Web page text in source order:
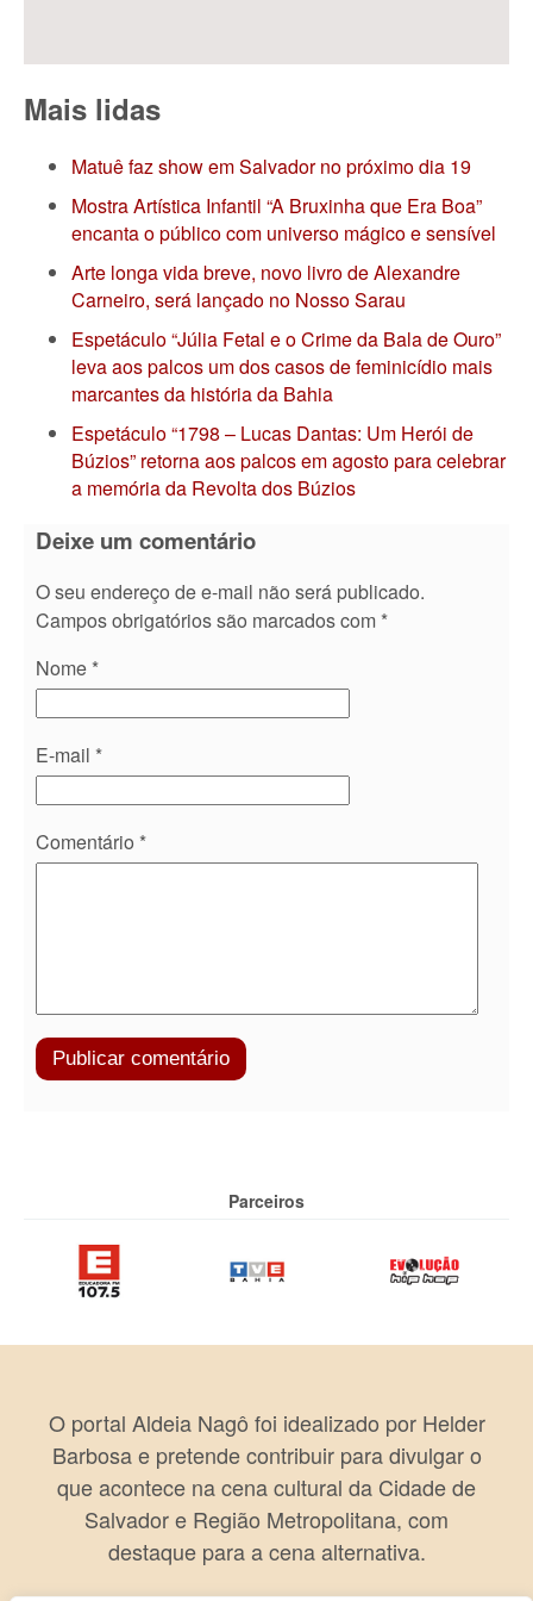
Mais lidas
Matuê faz show em Salvador no próximo dia 19
Mostra Artística Infantil “A Bruxinha que Era Boa”
encanta o público com universo mágico e sensível
Arte longa vida breve, novo livro de Alexandre
Carneiro, será lançado no Nosso Sarau
Espetáculo “Júlia Fetal e o Crime da Bala de Ouro”
leva aos palcos um dos casos de feminicídio mais
marcantes da história da Bahia
Espetáculo “1798 – Lucas Dantas: Um Herói de
Búzios” retorna aos palcos em agosto para celebrar
a memória da Revolta dos Búzios
Deixe um comentário
O seu endereço de e-mail não será publicado.
Campos obrigatórios são marcados com *
Nome *
E-mail *
Comentário *
Parceiros
O portal Aldeia Nagô foi idealizado por Helder
Barbosa e pretende contribuir para divulgar o
que acontece na cena cultural da Cidade de
Salvador e Região Metropolitana, com
destaque para a cena alternativa.